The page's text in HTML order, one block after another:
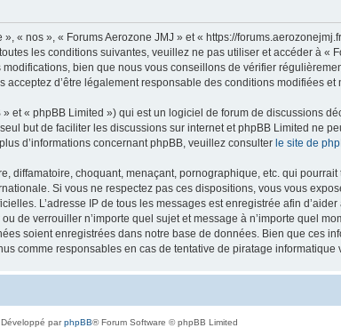
« nos », « Forums Aerozone JMJ » et « https://
les conditions suivantes, veuillez ne pas utiliser et accéder à «
bien que nous vous conseillons de vérifier
d’être légalement responsable des conditions modifiées et
et « phpBB Limited ») qui est un logiciel de forum de discussions
but de faciliter les discussions sur internet et phpBB Limited ne
d’informations concernant phpBB, veuillez consulter le site de
diffamatoire, choquant, menaçant, pornographique, etc. qui
Si vous ne respectez pas ces dispositions, vous vous
L’adresse IP de tous les messages est enregistrée afin
de verrouiller n’importe quel sujet et message à n’importe quel
soient enregistrées dans notre base de données. Bien que ces
comme responsables en cas de tentative de piratage informatique
Développé parphpBB® Forum Software © phpBB Limited